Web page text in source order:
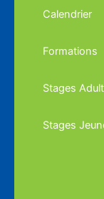
Calendrier
Formations
Stages
Stages